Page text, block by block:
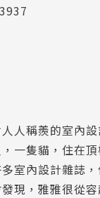
人稱羨的室內
一隻貓，住在頂
室內設計雜誌
現，雅雅很從